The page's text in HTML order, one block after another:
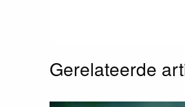
Gerelateerde